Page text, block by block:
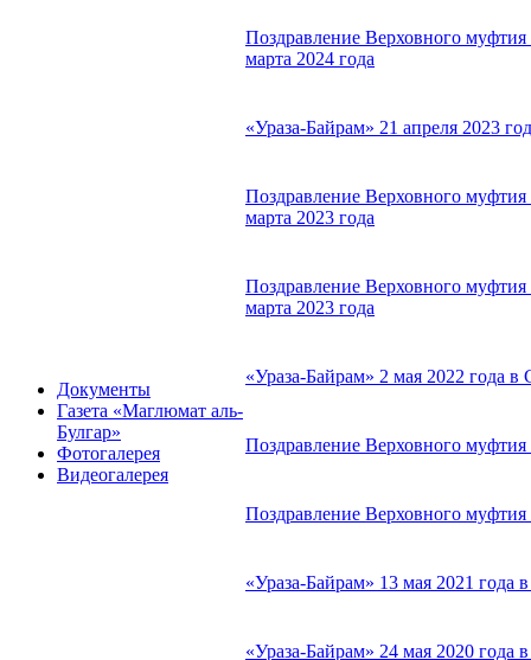
Документы
Газета «Маглюмат аль-
Булгар»
Фотогалерея
Видеогалерея
Поздравление Верховного
марта 2024 года
«Ураза-Байрам» 21 апреля 2023
Поздравление Верховного
марта 2023 года
Поздравление Верховного
марта 2023 года
«Ураза-Байрам» 2 мая 2022 года
Поздравление Верховного муфтия
Поздравление Верховного муфтия
«Ураза-Байрам» 13 мая 2021
«Ураза-Байрам» 24 мая 2020